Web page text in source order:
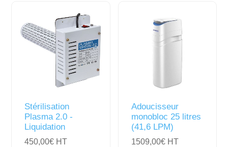
Stérilisation
Plasma 2.0 -
Liquidation
450,00€ HT
Adoucisseur
monobloc 25 litres
(41,6 LPM)
1509,00€ HT